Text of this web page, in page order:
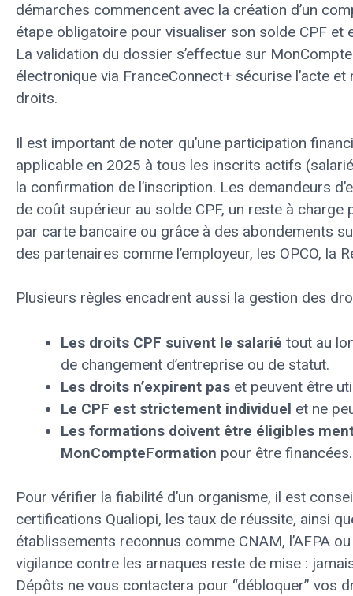
démarches commencent avec la création d’un
étape obligatoire pour visualiser son solde CPF et
La validation du dossier s’effectue sur
électronique via FranceConnect+ sécurise l’acte
droits.
Il est important de noter qu’une participation
applicable en 2025 à tous les inscrits actifs
la confirmation de l’inscription. Les demandeurs
de coût supérieur au solde CPF, un reste à
par carte bancaire ou grâce à des abondements
des partenaires comme l’employeur, les OPCO, la
Plusieurs règles encadrent aussi la gestion des
Les droits CPF suivent le salarié tout au
de changement d’entreprise ou de statut.
Les droits n’expirent pas et peuvent être
Le CPF est strictement individuel et ne
Les formations doivent être éligibles
MonCompteFormation pour être financées.
Pour vérifier la fiabilité d’un organisme, il est
certifications Qualiopi, les taux de réussite, ainsi
établissements reconnus comme CNAM, l’AFPA
vigilance contre les arnaques reste de mise :
Dépôts ne vous contactera pour “débloquer” vos